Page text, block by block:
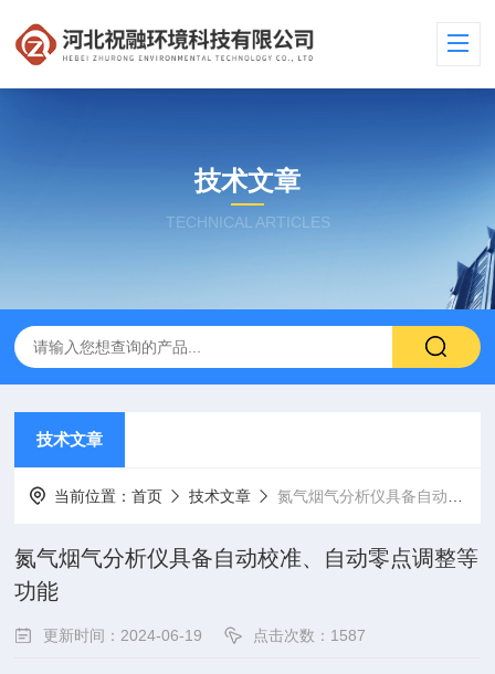
技术文章
TECHNICAL ARTICLES
技术文章
当前位置：首页 技术文章 氮气烟气分析仪具备自动校准、自动零点调整等功能
氮气烟气分析仪具备自动校准、自动零点调整等
功能
更新时间：2024-06-19 点击次数：1587